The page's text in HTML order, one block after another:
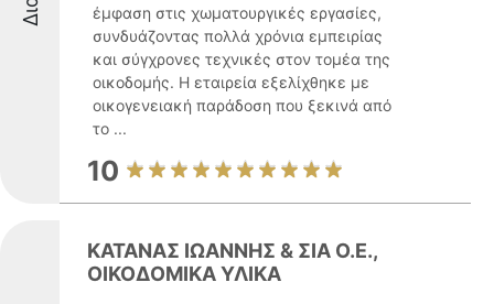
έμφαση στις χωματουργικές εργασίες,
συνδυάζοντας πολλά χρόνια εμπειρίας
και σύγχρονες τεχνικές στον τομέα της
οικοδομής. Η εταιρεία εξελίχθηκε με
οικογενειακή παράδοση που ξεκινά από
το ...
10
ΚΑΤΑΝΑΣ ΙΩΑΝΝΗΣ & ΣΙΑ Ο.Ε.,
ΟΙΚΟΔΟΜΙΚΑ ΥΛΙΚΑ